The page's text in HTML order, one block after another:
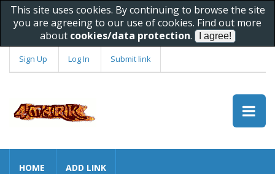
This site uses cookies. By continuing to browse the site
you are agreeing to our use of cookies. Find out more
about cookies/data protection.
Sign Up Log In Submit link
HOME ADD LINK